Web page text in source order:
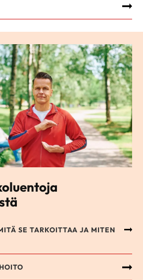
SE TARKOITTAA JA MITEN